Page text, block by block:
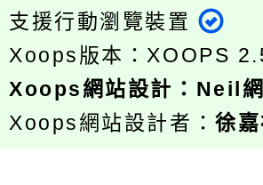
支援行動瀏覽裝置
Xoops版本：XOOPS
Xoops網站設計 ： Neil
Xoops網站設計者：徐